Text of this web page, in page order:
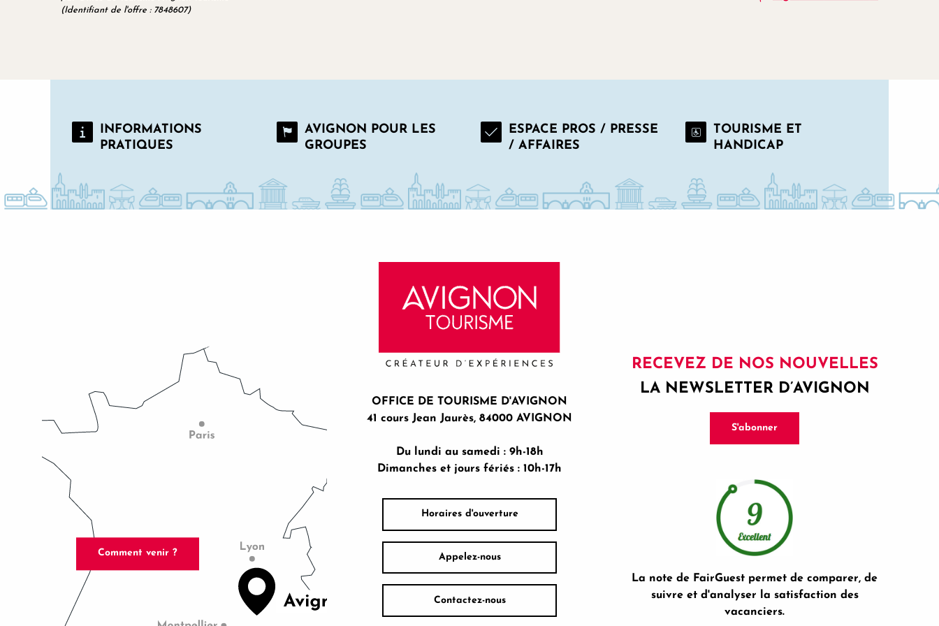
(Identifiant de l'offre : 7848607)
INFORMATIONS
PRATIQUES
AVIGNON POUR LES
GROUPES
ESPACE PROS / PRESSE
/ AFFAIRES
TOURISME ET
HANDICAP
Comment venir ?
OFFICE DE TOURISME D'AVIGNON
41 cours Jean Jaurès, 84000 AVIGNON
Du lundi au samedi : 9h-18h
Dimanches et jours fériés : 10h-17h
Horaires d'ouverture
Appelez-nous
Contactez-nous
RECEVEZ DE NOS NOUVELLES
LA NEWSLETTER D’AVIGNON
S'abonner
La note de FairGuest permet de comparer, de
suivre et d'analyser la satisfaction des
vacanciers.